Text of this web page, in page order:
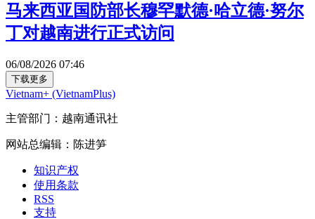
马来西亚国防部长穆罕默德·哈立德·努尔
丁对越南进行正式访问
06/08/2026 07:46
下载更多
Vietnam+ (VietnamPlus)
主管部门：越南通讯社
网站总编辑：陈进笋
知识产权
使用条款
RSS
支持